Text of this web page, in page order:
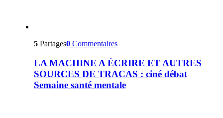
5 Partages0 Commentaires
LA MACHINE A ÉCRIRE ET AUTRES
SOURCES DE TRACAS : ciné débat
Semaine santé mentale